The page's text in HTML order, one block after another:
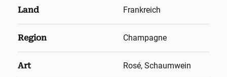
Land Frankreich
Region Champagne
Art Rosé, Schaumwein